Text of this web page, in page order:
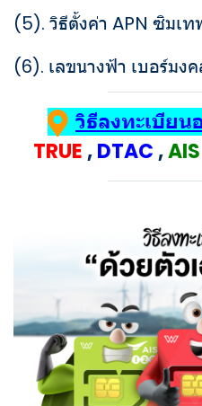
(5). วิธีตั้งค่า APN ซิมเ
(6). เลขนางฟ้า เบอร์มง
วิธีลงทะเบียน
TRUE ,DTAC ,AIS